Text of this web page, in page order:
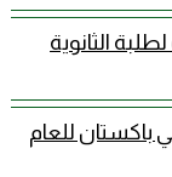
الثانوية
باكستان للعام